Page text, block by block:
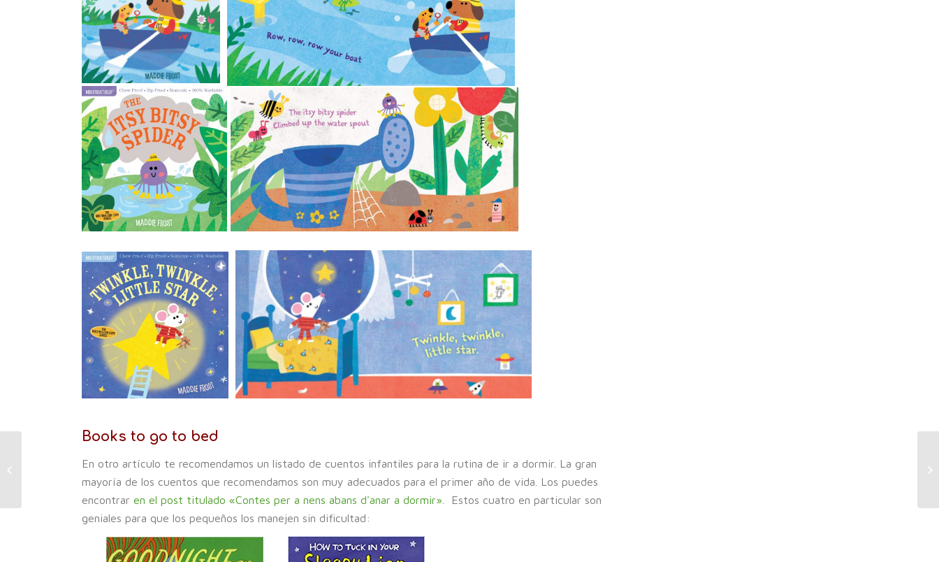
Books to go to bed
En otro artículo te recomendamos un listado de cuentos infantiles para la rutina de ir a dormir. La gran
mayoría de los cuentos que recomendamos son muy adecuados para el primer año de vida. Los puedes
encontraren el post titulado «Contes per a nens abans d'anar a dormir».
Estos cuatro en particular son
geniales para que los pequeños los manejen sin dificultad:
MOVIC’s peaceful